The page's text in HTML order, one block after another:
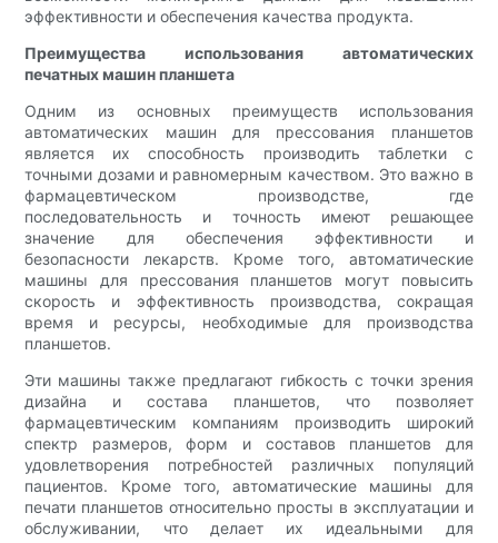
эффективности и обеспечения качества продукта.
Преимущества использования автоматических
печатных машин планшета
Одним из основных преимуществ использования
автоматических машин для прессования планшетов
является их способность производить таблетки с
точными дозами и равномерным качеством. Это важно в
фармацевтическом производстве, где
последовательность и точность имеют решающее
значение для обеспечения эффективности и
безопасности лекарств. Кроме того, автоматические
машины для прессования планшетов могут повысить
скорость и эффективность производства, сокращая
время и ресурсы, необходимые для производства
планшетов.
Эти машины также предлагают гибкость с точки зрения
дизайна и состава планшетов, что позволяет
фармацевтическим компаниям производить широкий
спектр размеров, форм и составов планшетов для
удовлетворения потребностей различных популяций
пациентов. Кроме того, автоматические машины для
печати планшетов относительно просты в эксплуатации и
обслуживании, что делает их идеальными для